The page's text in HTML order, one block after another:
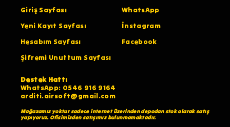
Giriş Sayfası
Yeni Kayıt Sayfası
Hesabım Sayfası
Şifremi Unuttum Sayfası
WhatsApp
İnstagram
Facebook
Destek Hattı
WhatsApp: 0546 916 9164
arditi.airsoft@gmail.com
Mağazamız yoktur sadece internet üzerinden depodan stok olarak satış
yapıyoruz. Ofisimizden satışımız bulunmamaktadır.